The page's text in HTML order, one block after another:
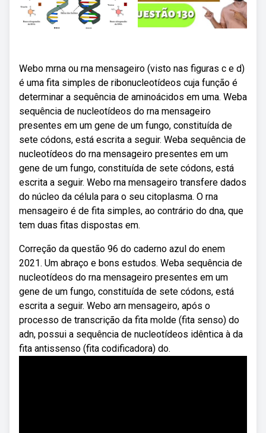
Webo mrna ou rna mensageiro (visto nas figuras c e d)
é uma fita simples de ribonucleotídeos cuja função é
determinar a sequência de aminoácidos em uma. Weba
sequência de nucleotídeos do rna mensageiro
presentes em um gene de um fungo, constituída de
sete códons, está escrita a seguir. Weba sequência de
nucleotídeos do rna mensageiro presentes em um
gene de um fungo, constituída de sete códons, está
escrita a seguir. Webo rna mensageiro transfere dados
do núcleo da célula para o seu citoplasma. O rna
mensageiro é de fita simples, ao contrário do dna, que
tem duas fitas dispostas em.
Correção da questão 96 do caderno azul do enem
2021. Um abraço e bons estudos. Weba sequência de
nucleotídeos do rna mensageiro presentes em um
gene de um fungo, constituída de sete códons, está
escrita a seguir. Webo arn mensageiro, após o
processo de transcrição da fita molde (fita senso) do
adn, possui a sequência de nucleotídeos idêntica à da
fita antissenso (fita codificadora) do.